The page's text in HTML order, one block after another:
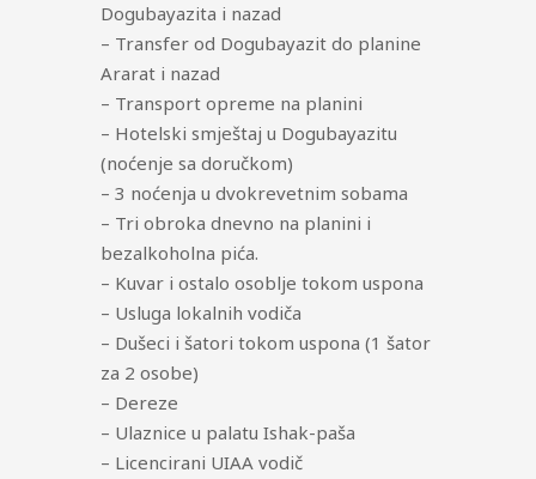
Dogubayazita i nazad
– Transfer od Dogubayazit do planine
Ararat i nazad
– Transport opreme na planini
– Hotelski smještaj u Dogubayazitu
(noćenje sa doručkom)
– 3 noćenja u dvokrevetnim sobama
– Tri obroka dnevno na planini i
bezalkoholna pića.
– Kuvar i ostalo osoblje tokom uspona
– Usluga lokalnih vodiča
– Dušeci i šatori tokom uspona (1 šator
za 2 osobe)
– Dereze
– Ulaznice u palatu Ishak-paša
– Licencirani UIAA vodič